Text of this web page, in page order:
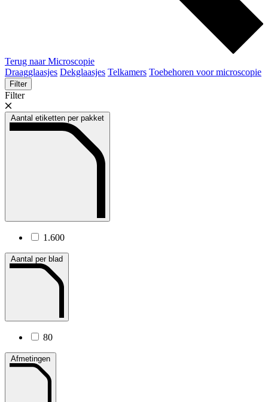
Terug naar Microscopie
Draagglaasjes Dekglaasjes Telkamers Toebehoren voor microscopie
Filter
Filter
Aantal etiketten per pakket
1.600
Aantal per blad
80
Afmetingen